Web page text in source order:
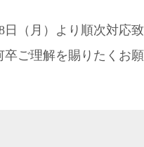
（月）より順次対応致
ご理解を賜りたくお願